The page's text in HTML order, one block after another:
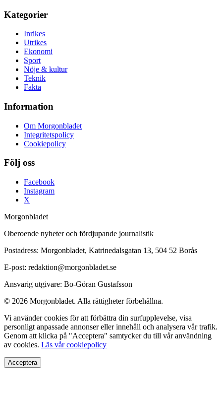
Kategorier
Inrikes
Utrikes
Ekonomi
Sport
Nöje & kultur
Teknik
Fakta
Information
Om Morgonbladet
Integritetspolicy
Cookiepolicy
Följ oss
Facebook
Instagram
X
Morgonbladet
Oberoende nyheter och fördjupande journalistik
Postadress: Morgonbladet, Katrinedalsgatan 13, 504 52 Borås
E-post: redaktion@morgonbladet.se
Ansvarig utgivare: Bo-Göran Gustafsson
© 2026 Morgonbladet. Alla rättigheter förbehållna.
Vi använder cookies för att förbättra din surfupplevelse, visa
personligt anpassade annonser eller innehåll och analysera vår trafik.
Genom att klicka på "Acceptera" samtycker du till vår användning
av cookies. Läs vår cookiepolicy
Acceptera